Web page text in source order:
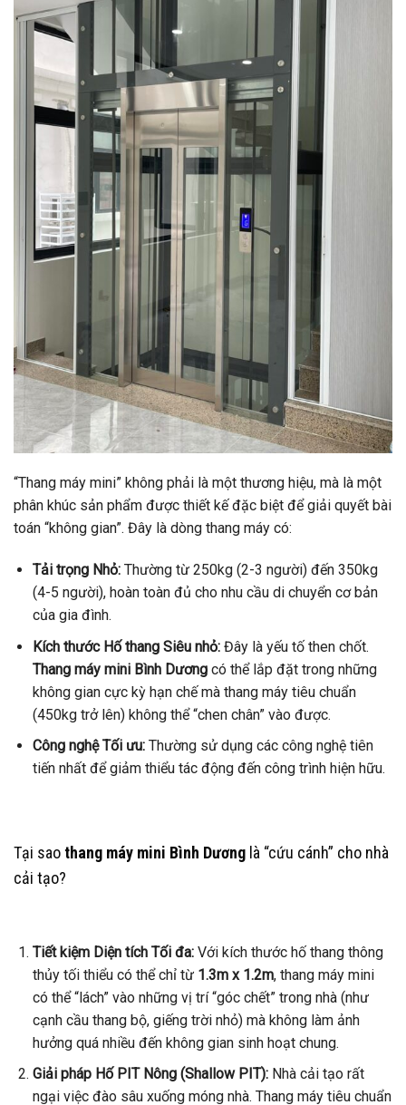
“Thang máy mini” không phải là một thương hiệu, mà là một
phân khúc sản phẩm được thiết kế đặc biệt để giải quyết bài
toán “không gian”. Đây là dòng thang máy có:
Tải trọng Nhỏ:Thường từ 250kg (2-3 người) đến 350kg
(4-5 người), hoàn toàn đủ cho nhu cầu di chuyển cơ bản
của gia đình.
Kích thước Hố thang Siêu nhỏ:Đây là yếu tố then chốt.
Thang máy mini Bình Dươngcó thể lắp đặt trong những
không gian cực kỳ hạn chế mà thang máy tiêu chuẩn
(450kg trở lên) không thể “chen chân” vào được.
Công nghệ Tối ưu:Thường sử dụng các công nghệ tiên
tiến nhất để giảm thiểu tác động đến công trình hiện hữu.
Tại saothang máy mini Bình Dương là “cứu cánh” cho nhà
cải tạo?
Tiết kiệm Diện tích Tối đa:Với kích thước hố thang thông
thủy tối thiểu có thể chỉ từ 1.3m x 1.2m, thang máy mini
có thể “lách” vào những vị trí “góc chết” trong nhà (như
cạnh cầu thang bộ, giếng trời nhỏ) mà không làm ảnh
hưởng quá nhiều đến không gian sinh hoạt chung.
Giải pháp Hố PIT Nông (Shallow PIT):Nhà cải tạo rất
ngại việc đào sâu xuống móng nhà. Thang máy tiêu chuẩn